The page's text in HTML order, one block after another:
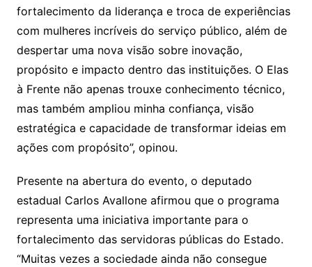
fortalecimento da liderança e troca de experiências
com mulheres incríveis do serviço público, além de
despertar uma nova visão sobre inovação,
propósito e impacto dentro das instituições. O Elas
à Frente não apenas trouxe conhecimento técnico,
mas também ampliou minha confiança, visão
estratégica e capacidade de transformar ideias em
ações com propósito”, opinou.
Presente na abertura do evento, o deputado
estadual Carlos Avallone afirmou que o programa
representa uma iniciativa importante para o
fortalecimento das servidoras públicas do Estado.
“Muitas vezes a sociedade ainda não consegue